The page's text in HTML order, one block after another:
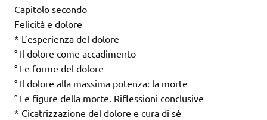
Capitolo secondo
Felicità e dolore
* L’esperienza del dolore
° Il dolore come accadimento
° Le forme del dolore
° Il dolore alla massima potenza: la morte
° Le figure della morte. Riflessioni conclusive
* Cicatrizzazione del dolore e cura di sè